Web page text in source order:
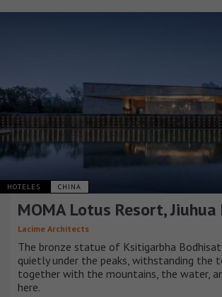
HOTELES CHINA
MOMA Lotus Resort,
Lacime Architects
The bronze statue of Ksitigarbha
quietly under the peaks, withstanding the
together with the mountains, the water,
here.